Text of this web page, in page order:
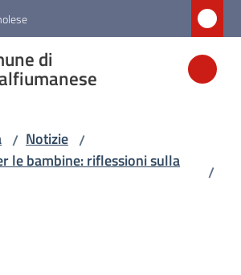
di
di
/ Notizie /
le bambine: riflessioni sulla
/